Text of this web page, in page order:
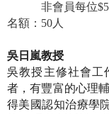
非會員每位
名額： 50 人
吳日嵐教授
吳教授主修社會工
者，有豐富的心理
得美國認知治療學